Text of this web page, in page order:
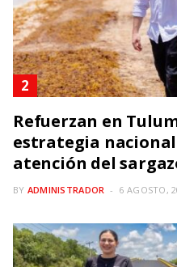
Refuerzan en
estrategia
atención del
BY ADMINISTRADOR 6 AGOSTO,